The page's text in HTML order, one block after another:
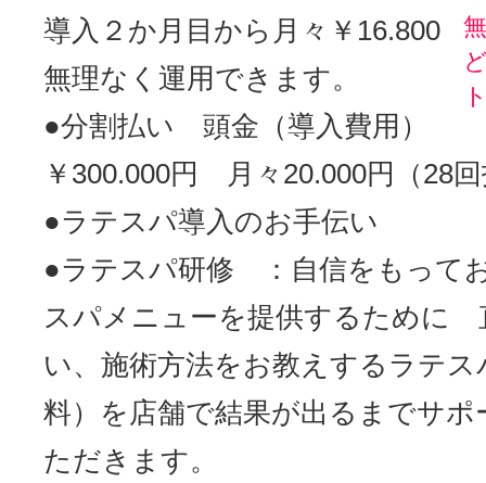
導入２か月目から月々￥16.800
無理なく運用できます。
●分割払い 頭金（導入費用）
￥300.000円 月々20.000円（28
●ラテスパ導入のお手伝い
●ラテスパ研修 ：自信をもって
スパメニューを提供するために
い、施術方法をお教えするラテス
料）を店舗で結果が出るまでサ
ただきます。